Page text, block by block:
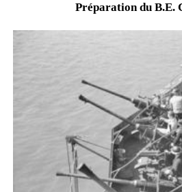
Préparation du B.E.